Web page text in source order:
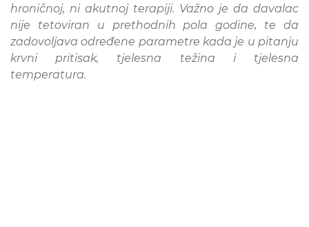
hroničnoj, ni akutnoj terapiji. Važno je da davalac
nije tetoviran u prethodnih pola godine, te da
zadovoljava određene parametre kada je u pitanju
krvni pritisak, tjelesna težina i tjelesna
temperatura.